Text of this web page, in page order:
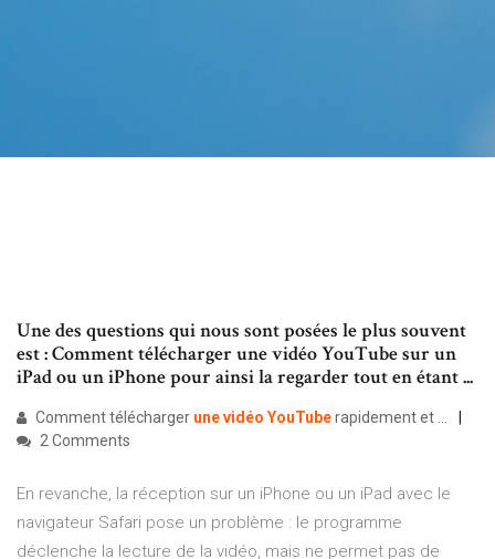
Une des questions qui nous sont posées le plus souvent
est : Comment télécharger une vidéo YouTube sur un
iPad ou un iPhone pour ainsi la regarder tout en étant ...
Comment télécharger unevidéo YouTuberapidement et ...
2 Comments
En revanche, la réception sur un iPhone ou un iPad avec le
navigateur Safari pose un problème : le programme
déclenche la lecture de la vidéo, mais ne permet pas de